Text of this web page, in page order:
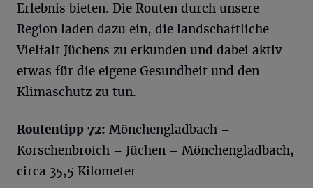
Erlebnis bieten. Die Routen durch unsere
Region laden dazu ein, die landschaftliche
Vielfalt Jüchens zu erkunden und dabei aktiv
etwas für die eigene Gesundheit und den
Klimaschutz zu tun.
Routentipp 72: Mönchengladbach –
Korschenbroich – Jüchen – Mönchengladbach,
circa 35,5 Kilometer